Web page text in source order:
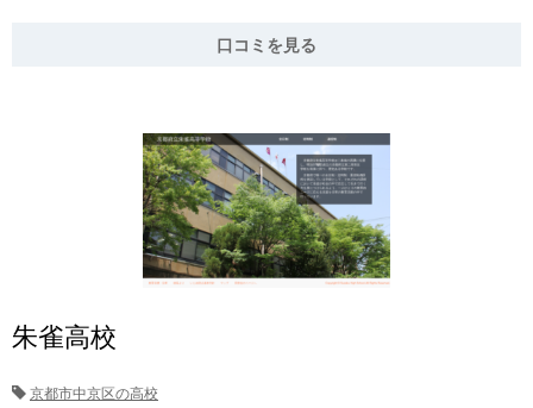
口コミを見る
朱雀高校
京都市中京区の高校